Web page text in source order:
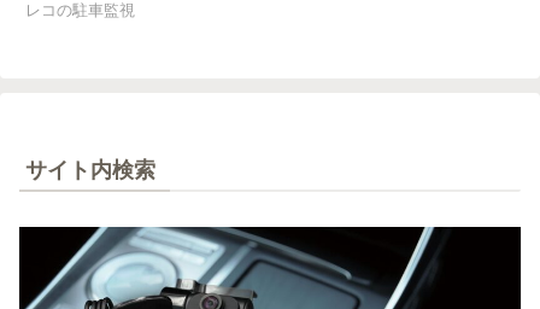
レコの駐車監視
サイト内検索